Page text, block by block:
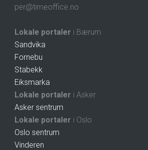
per@timeoffice.no
Lokale portaler i Bærum
Sandvika
Fornebu
Stabekk
Eiksmarka
Lokale portaler i Asker
Asker sentrum
Lokale portaler i Oslo
Oslo sentrum
Vinderen